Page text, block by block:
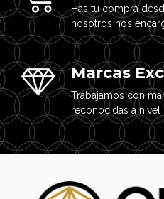
Has tu compra
nosotros nos
Marcas
Trabajamos con
reconocidas a nivel